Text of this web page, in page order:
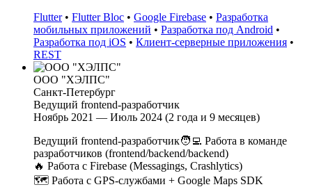
Flutter• Flutter Bloc • Google Firebase • Разработка
мобильных приложений • Разработка под Android •
Разработка под iOS • Клиент-серверные приложения •
REST
ООО "ХЭЛПС"
Санкт-Петербург
Ведущий frontend-разработчик
Ноябрь 2021 — Июль 2024 (2 года и 9 месяцев)
Ведущий frontend-разработчик🧑‍💻 Работа в команде
разработчиков (frontend/backend/backend)
🔥 Работа с Firebase (Messagings, Crashlytics)
🗺 Работа с GPS-службами + Google Maps SDK